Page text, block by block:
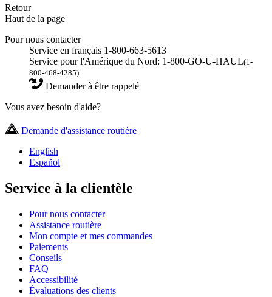
Retour
Haut de la page
Pour nous contacter
Service en français 1-800-663-5613
Service pour l'Amérique du Nord: 1-800-GO-U-HAUL(1-
800-468-4285)
Demander à être rappelé
Vous avez besoin d'aide?
Demande d'assistance routière
English
Español
Service à la clientèle
Pour nous contacter
Assistance routière
Mon compte et mes commandes
Paiements
Conseils
FAQ
Accessibilité
Évaluations des clients